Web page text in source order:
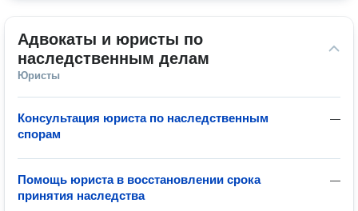
Адвокаты и юристы по
наследственным делам
Юристы
—
Консультация юриста по наследственным
спорам
—
Помощь юриста в восстановлении срока
принятия наследства